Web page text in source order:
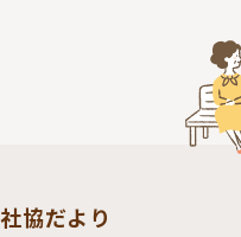
社協だより